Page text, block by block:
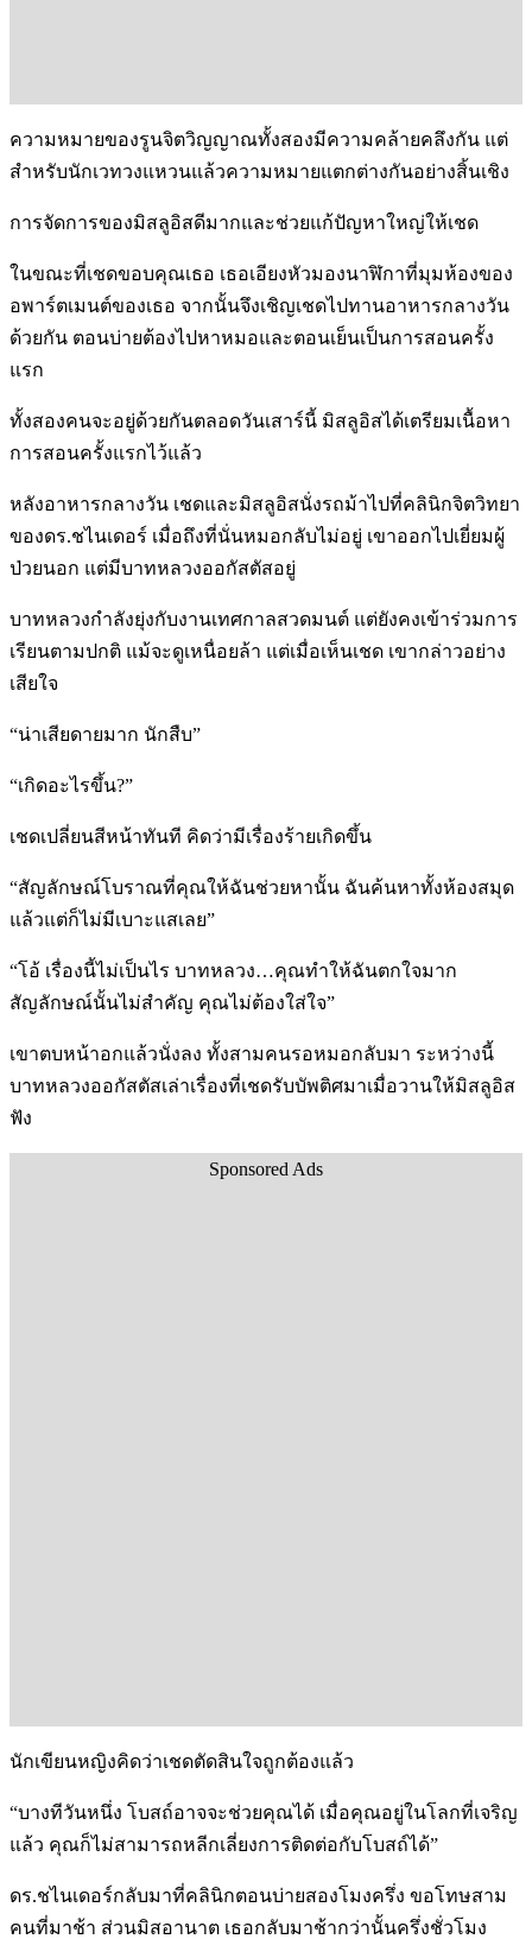
ความหมายของรูนจิตวิญญาณทั้งสองมีความคล้ายคลึงกัน แต่
สำหรับนักเวทวงแหวนแล้วความหมายแตกต่างกันอย่างสิ้นเชิง
การจัดการของมิสลูอิสดีมากและช่วยแก้ปัญหาใหญ่ให้เชด
ในขณะที่เชดขอบคุณเธอ เธอเอียงหัวมองนาฬิกาที่มุมห้องของ
อพาร์ตเมนต์ของเธอ จากนั้นจึงเชิญเชดไปทานอาหารกลางวัน
ด้วยกัน ตอนบ่ายต้องไปหาหมอและตอนเย็นเป็นการสอนครั้ง
แรก
ทั้งสองคนจะอยู่ด้วยกันตลอดวันเสาร์นี้ มิสลูอิสได้เตรียมเนื้อหา
การสอนครั้งแรกไว้แล้ว
หลังอาหารกลางวัน เชดและมิสลูอิสนั่งรถม้าไปที่คลินิกจิตวิทยา
ของดร.ชไนเดอร์ เมื่อถึงที่นั่นหมอกลับไม่อยู่ เขาออกไปเยี่ยมผู้
ป่วยนอก แต่มีบาทหลวงออกัสตัสอยู่
บาทหลวงกำลังยุ่งกับงานเทศกาลสวดมนต์ แต่ยังคงเข้าร่วมการ
เรียนตามปกติ แม้จะดูเหนื่อยล้า แต่เมื่อเห็นเชด เขากล่าวอย่าง
เสียใจ
“น่าเสียดายมาก นักสืบ”
“เกิดอะไรขึ้น?”
เชดเปลี่ยนสีหน้าทันที คิดว่ามีเรื่องร้ายเกิดขึ้น
“สัญลักษณ์โบราณที่คุณให้ฉันช่วยหานั้น ฉันค้นหาทั้งห้องสมุด
แล้วแต่ก็ไม่มีเบาะแสเลย”
“โอ้ เรื่องนี้ไม่เป็นไร บาทหลวง…คุณทำให้ฉันตกใจมาก
สัญลักษณ์นั้นไม่สำคัญ คุณไม่ต้องใส่ใจ”
เขาตบหน้าอกแล้วนั่งลง ทั้งสามคนรอหมอกลับมา ระหว่างนี้
บาทหลวงออกัสตัสเล่าเรื่องที่เชดรับบัพติศมาเมื่อวานให้มิสลูอิส
ฟัง
Sponsored Ads
นักเขียนหญิงคิดว่าเชดตัดสินใจถูกต้องแล้ว
“บางทีวันหนึ่ง โบสถ์อาจจะช่วยคุณได้ เมื่อคุณอยู่ในโลกที่เจริญ
แล้ว คุณก็ไม่สามารถหลีกเลี่ยงการติดต่อกับโบสถ์ได้”
ดร.ชไนเดอร์กลับมาที่คลินิกตอนบ่ายสองโมงครึ่ง ขอโทษสาม
คนที่มาช้า ส่วนมิสอานาต เธอกลับมาช้ากว่านั้นครึ่งชั่วโมง